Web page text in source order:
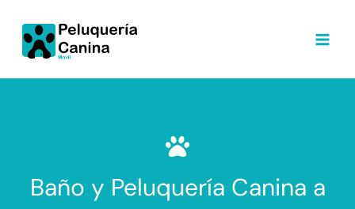
contenido
Baño y Peluquería Canina a